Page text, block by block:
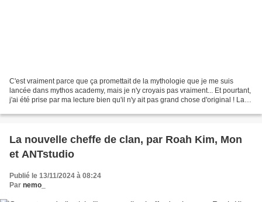
C'est vraiment parce que ça promettait de la mythologie que je me suis
lancée dans mythos academy, mais je n'y croyais pas vraiment... Et pourtant,
j'ai été prise par ma lecture bien qu'il n'y ait pas grand chose d'original ! La
La nouvelle cheffe de clan, par Roah Kim, Mon
et ANTstudio
Publié le 13/11/2024 à 08:24
Par nemo_